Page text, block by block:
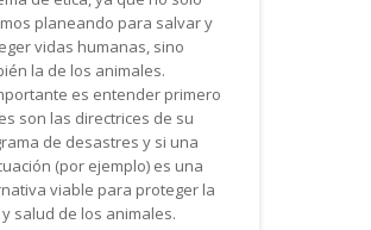
planeando para salvar y
vidas humanas, sino
la de los animales.
es entender primero
son las directrices de su
de desastres y si una
(por ejemplo) es una
viable para proteger la
salud de los animales.